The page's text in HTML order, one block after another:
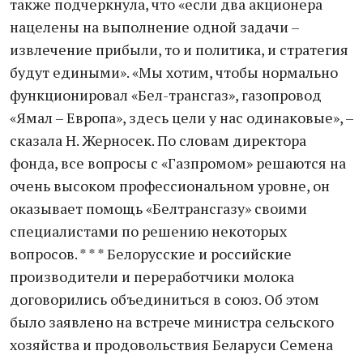
также подчеркнула, что «если два акционера
нацелены на выполнение одной задачи –
извлечение прибыли, то и политика, и стратегия
будут едиными». «Мы хотим, чтобы нормально
функционировал «Бел-трансгаз», газопровод
«Ямал – Европа», здесь цели у нас одинаковые», –
сказала Н. Жерносек. По словам директора
фонда, все вопросы с «Газпромом» решаются на
очень высоком профессиональном уровне, он
оказывает помощь «Белтрансгазу» своими
специалистами по решению некоторых
вопросов. * * * Белорусские и российские
производители и переработчики молока
договорились объединиться в союз. Об этом
было заявлено на встрече министра сельского
хозяйства и продовольствия Беларуси Семена